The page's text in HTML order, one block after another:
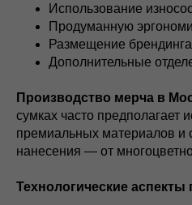
Использование
Продуманную
Размещение
Дополнительные
Производство мерча в
сумках часто предполагает
премиальных материалов и
нанесения — от
Технологические аспекты